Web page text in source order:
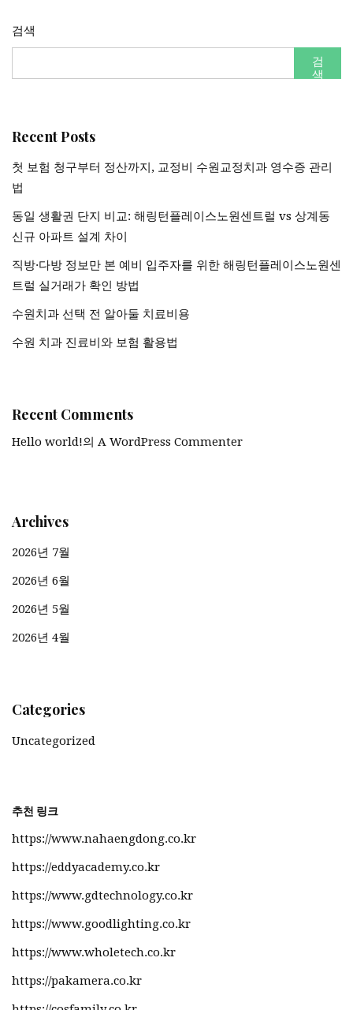
검색
검
색
Recent Posts
첫 보험 청구부터 정산까지, 교정비 수원교정치과 영수증 관리
법
동일 생활권 단지 비교: 해링턴플레이스노원센트럴 vs 상계동
신규 아파트 설계 차이
직방·다방 정보만 본 예비 입주자를 위한 해링턴플레이스노원센
트럴 실거래가 확인 방법
수원치과 선택 전 알아둘 치료비용
수원 치과 진료비와 보험 활용법
Recent Comments
Hello world!의 A WordPress Commenter
Archives
2026년 7월
2026년 6월
2026년 5월
2026년 4월
Categories
Uncategorized
추천 링크
https://www.nahaengdong.co.kr
https://eddyacademy.co.kr
https://www.gdtechnology.co.kr
https://www.goodlighting.co.kr
https://www.wholetech.co.kr
https://pakamera.co.kr